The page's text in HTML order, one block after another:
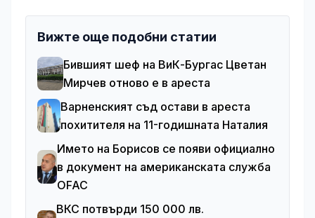
Вижте още подобни статии
Бившият шеф на ВиК-Бургас Цветан
Мирчев отново е в ареста
Варненският съд остави в ареста
похитителя на 11-годишната Наталия
Името на Борисов се появи официално
в документ на американската служба
OFAC
ВКС потвърди 150 000 лв.